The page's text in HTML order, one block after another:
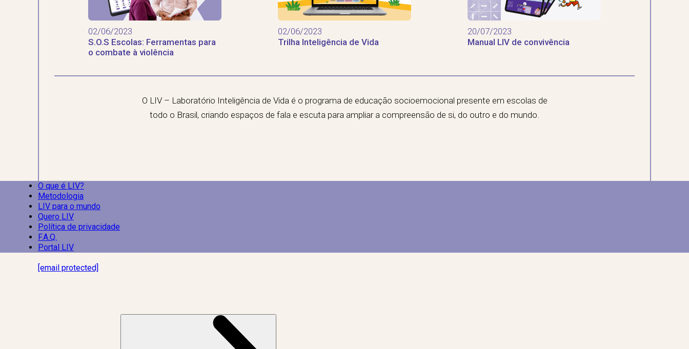
02/06/2023
S.O.S Escolas: Ferramentas para
o combate à violência
02/06/2023
Trilha Inteligência de Vida
20/07/2023
Manual LIV de convivência
O LIV – Laboratório Inteligência de Vida é o programa de educação socioemocional presente em escolas de
todo o Brasil, criando espaços de fala e escuta para ampliar a compreensão de si, do outro e do mundo.
O que é LIV?
Metodologia
LIV para o mundo
Quero LIV
Política de privacidade
F.A.Q.
Portal LIV
[email protected]